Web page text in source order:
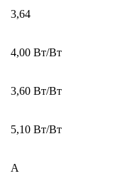
3,64
4,00 Вт/Вт
3,60 Вт/Вт
5,10 Вт/Вт
A